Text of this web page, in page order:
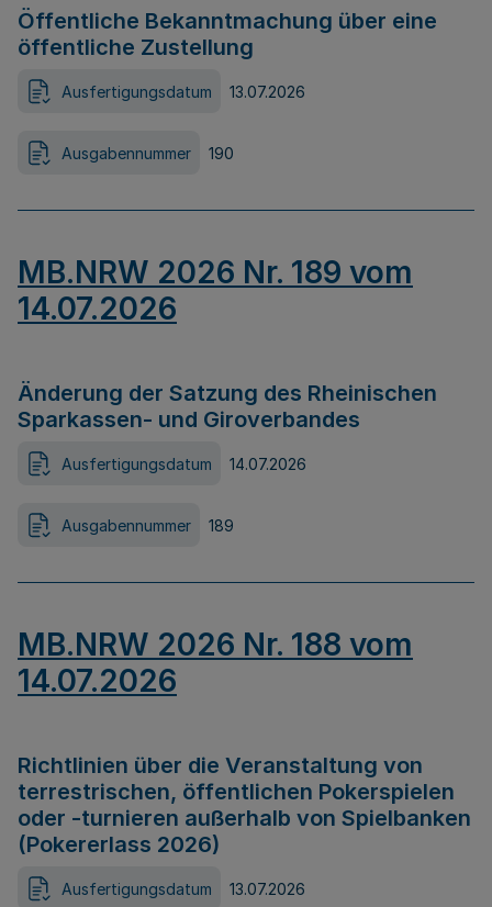
Öffentliche Bekanntmachung über eine
öffentliche Zustellung
Ausfertigungsdatum 13.07.2026
Ausgabennummer 190
MB.NRW 2026 Nr. 189 vom
14.07.2026
Änderung der Satzung des Rheinischen
Sparkassen- und Giroverbandes
Ausfertigungsdatum 14.07.2026
Ausgabennummer 189
MB.NRW 2026 Nr. 188 vom
14.07.2026
Richtlinien über die Veranstaltung von
terrestrischen, öffentlichen Pokerspielen
oder -turnieren außerhalb von Spielbanken
(Pokererlass 2026)
Ausfertigungsdatum 13.07.2026